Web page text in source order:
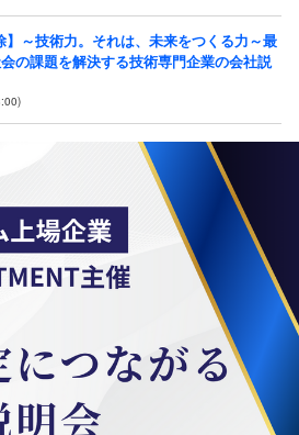
】～技術力。それは、未来をつくる力～最
の課題を解決する技術専門企業の会社説